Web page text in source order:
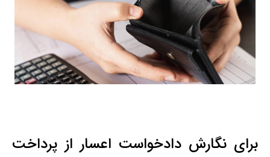
برای نگارش دادخواست اعسار از پرداخت